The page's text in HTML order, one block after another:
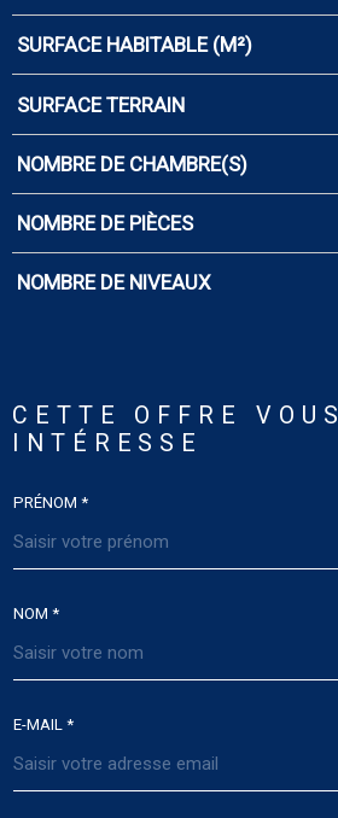
SURFACE HABITABLE (M²)
SURFACE TERRAIN
NOMBRE DE CHAMBRE(S)
NOMBRE DE PIÈCES
NOMBRE DE NIVEAUX
CETTE OFFRE
VOUS
INTÉRESSE
PRÉNOM *
NOM *
E-MAIL *